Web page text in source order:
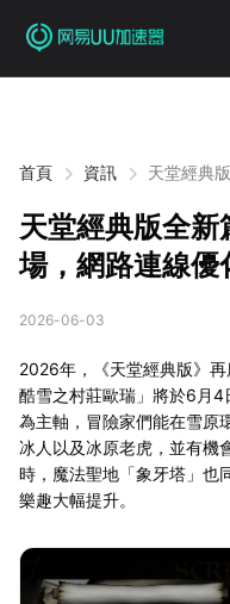
首頁 資訊
天堂經典
天堂經典版全
場，網路連線優
2026-06-03
2026年，《天堂經典版》
酷雪之村莊歐瑞」將於6月4
為主軸，冒險家們能在雪原
冰人以及冰原老虎，並有機
時，魔法聖地「象牙塔」也
樂趣大幅提升。